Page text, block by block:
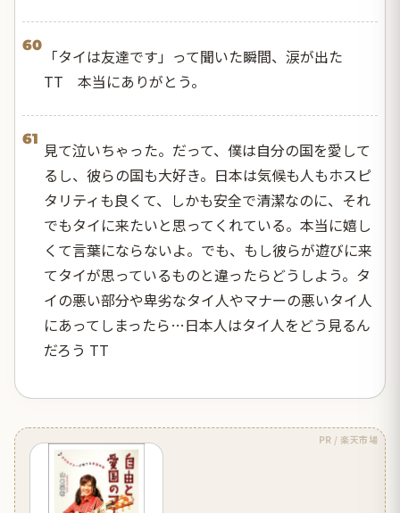
60
「タイは友達です」って聞いた瞬間、涙が出た
TT 本当にありがとう。
61
見て泣いちゃった。だって、僕は自分の国を愛して
るし、彼らの国も大好き。日本は気候も人もホスピ
タリティも良くて、しかも安全で清潔なのに、それ
でもタイに来たいと思ってくれている。本当に嬉し
くて言葉にならないよ。でも、もし彼らが遊びに来
てタイが思っているものと違ったらどうしよう。タ
イの悪い部分や卑劣なタイ人やマナーの悪いタイ人
にあってしまったら…日本人はタイ人をどう見るん
だろう TT
PR / 楽天市場